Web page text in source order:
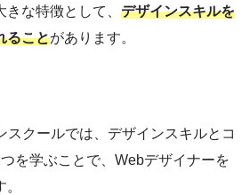
な特徴として、 デザインスキルを
ることがあります。
スクールでは、デザインスキルとコ
を学ぶことで、Webデザイナーを